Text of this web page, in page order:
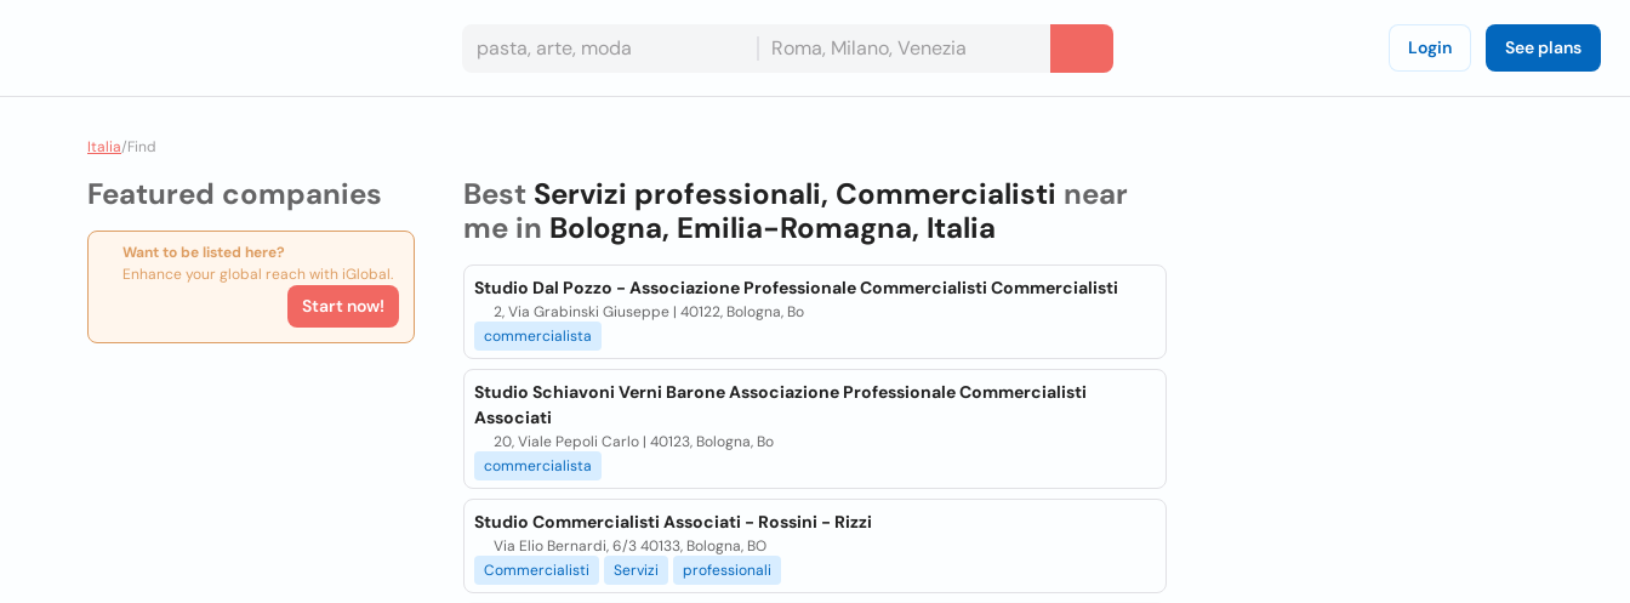
Login See plans
Italia/Find
Featured companies
Want to be listed here?
Enhance your global reach with iGlobal.
Start now!
Best Servizi professionali, Commercialisti near
me in Bologna, Emilia-Romagna, Italia
Studio Dal Pozzo - Associazione Professionale Commercialisti Commercialisti
2, Via Grabinski Giuseppe | 40122, Bologna, Bo
commercialista
Studio Schiavoni Verni Barone Associazione Professionale Commercialisti
Associati
20, Viale Pepoli Carlo | 40123, Bologna, Bo
commercialista
Studio Commercialisti Associati - Rossini - Rizzi
Via Elio Bernardi, 6/3 40133, Bologna, BO
Commercialisti
Servizi professionali